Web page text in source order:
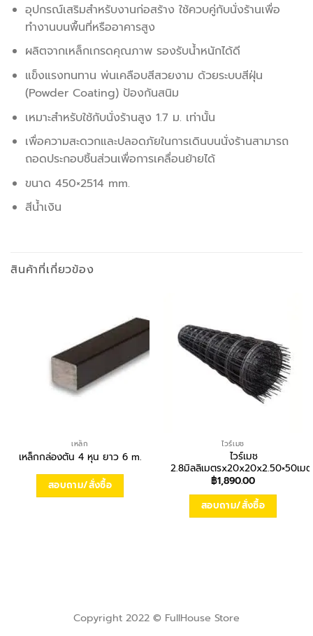
อุปกรณ์เสริมสำหรับงานก่อสร้าง ใช้ควบคู่กับนั่งร้านเพื่อ
ทำงานบนพื้นที่หรืออาคารสูง
ผลิตจากเหล็กเกรดคุณภาพ รองรับน้ำหนักได้ดี
แข็งแรงทนทาน พ่นเคลือบสีสวยงาม ด้วยระบบสีฝุ่น
(Powder Coating) ป้องกันสนิม
เหมาะสำหรับใช้กับนั่งร้านสูง 1.7 ม. เท่านั้น
เพื่อความสะดวกและปลอดภัยในการเดินบนนั่งร้านสามารถ
ถอดประกอบชิ้นส่วนเพื่อการเคลื่อนย้ายได้
ขนาด 450×2514 mm.
สีน้ำเงิน
สินค้าที่เกี่ยวข้อง
เหล็ก
เหล็กกล่องตัน 4 หุน ยาว 6 m.
สอบถาม/สั่งซื้อ
ไวร์เมช
ไวร์เมช
2.8มิลลิเมตรx20x20x2.50×50เม
฿1,890.00
สอบถาม/สั่งซื้อ
Copyright 2022 © FullHouse Store